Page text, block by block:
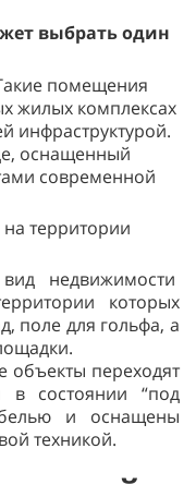
выбрать один
помещения
жилых комплексах
инфраструктурой.
оснащенный
современной
территории
недвижимости
которых
поле для гольфа, а
объекты переходят
в состоянии “под
и оснащены
техникой.